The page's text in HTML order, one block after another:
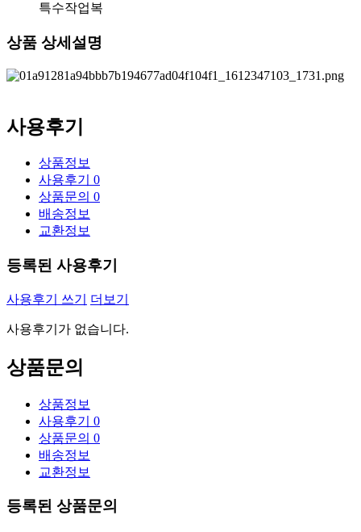
특수작업복
상품 상세설명
사용후기
상품정보
사용후기 0
상품문의 0
배송정보
교환정보
등록된 사용후기
사용후기 쓰기 더보기
사용후기가 없습니다.
상품문의
상품정보
사용후기 0
상품문의 0
배송정보
교환정보
등록된 상품문의